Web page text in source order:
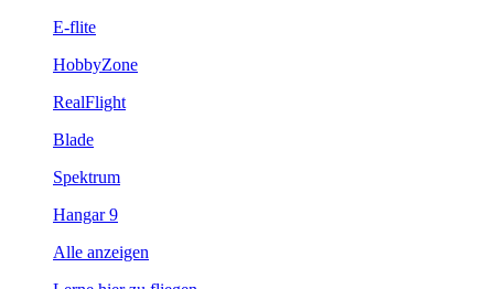
E-flite
HobbyZone
RealFlight
Blade
Spektrum
Hangar 9
Alle anzeigen